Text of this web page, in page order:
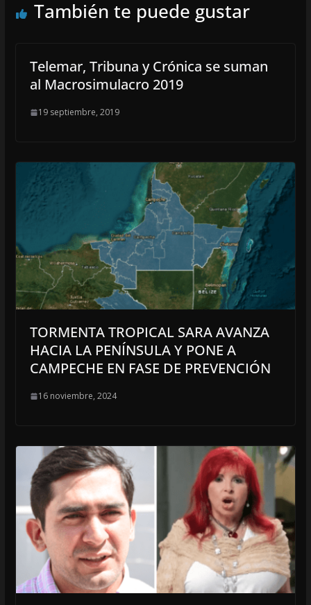
También te puede gustar
Telemar, Tribuna y Crónica se suman
al Macrosimulacro 2019
19 septiembre, 2019
TORMENTA TROPICAL SARA AVANZA
HACIA LA PENÍNSULA Y PONE A
CAMPECHE EN FASE DE PREVENCIÓN
16 noviembre, 2024